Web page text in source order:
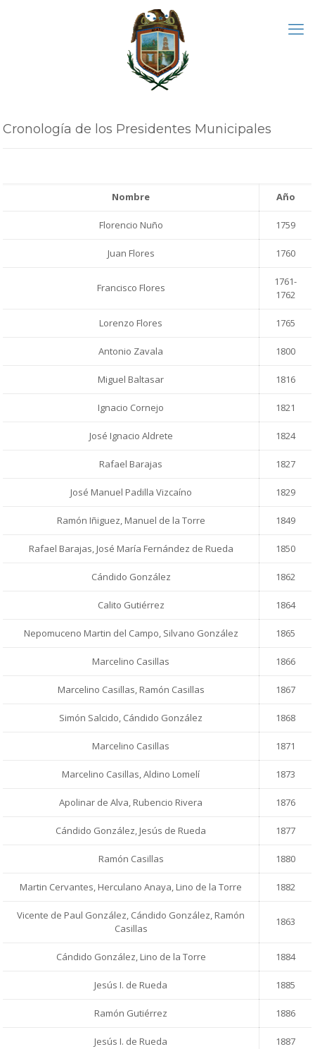
Cronología de los Presidentes Municipales
Nombre Año
Florencio Nuño 1759
Juan Flores 1760
Francisco Flores
1761-
1762
Lorenzo Flores 1765
Antonio Zavala 1800
Miguel Baltasar 1816
Ignacio Cornejo 1821
José Ignacio Aldrete 1824
Rafael Barajas 1827
José Manuel Padilla Vizcaíno 1829
Ramón Iñiguez, Manuel de la Torre 1849
Rafael Barajas, José María Fernández de Rueda 1850
Cándido González 1862
Calito Gutiérrez 1864
Nepomuceno Martin del Campo, Silvano González 1865
Marcelino Casillas 1866
Marcelino Casillas, Ramón Casillas 1867
Simón Salcido, Cándido González 1868
Marcelino Casillas 1871
Marcelino Casillas, Aldino Lomelí 1873
Apolinar de Alva, Rubencio Rivera 1876
Cándido González, Jesús de Rueda 1877
Ramón Casillas 1880
Martin Cervantes, Herculano Anaya, Lino de la Torre 1882
Vicente de Paul González, Cándido González, Ramón
Casillas
1863
Cándido González, Lino de la Torre 1884
Jesús I. de Rueda 1885
Ramón Gutiérrez 1886
Jesús I. de Rueda 1887